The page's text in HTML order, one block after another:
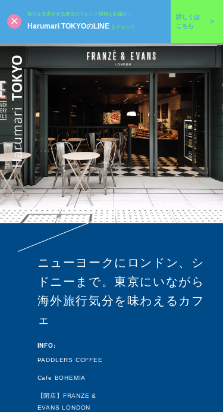
毎日を充実させる東京のトレンド情報をお届け！
Harumari TOKYOのLINE をチェック
詳しくは
こちら
ニューヨークにロンドン、シ
ドニーまで。東京にいながら
海外旅行気分を味わえるカフ
ェ
INFO:
PADDLERS COFFEE
Cafe BOHEMIA
【閉店】FRANZE &
EVANS LONDON